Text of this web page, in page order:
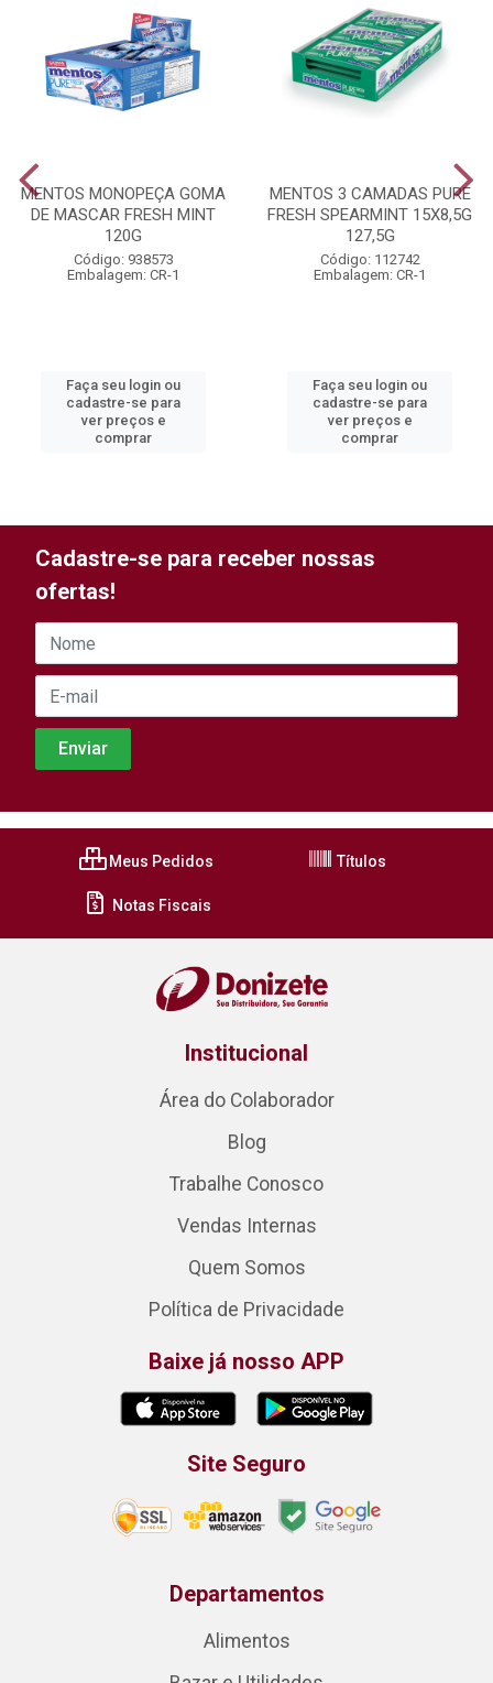
MENTOS MONOPEÇA GOMA
DE MASCAR FRESH MINT
120G
Código: 938573
Embalagem: CR-1
Faça seu login ou
cadastre-se para
ver preços e
comprar
MENTOS 3 CAMADAS PURE
FRESH SPEARMINT 15X8,5G
127,5G
Código: 112742
Embalagem: CR-1
Faça seu login ou
cadastre-se para
ver preços e
comprar
Cadastre-se para receber nossas
ofertas!
Meus Pedidos Títulos
Notas Fiscais
Institucional
Área do Colaborador
Blog
Trabalhe Conosco
Vendas Internas
Quem Somos
Política de Privacidade
Baixe já nosso APP
Site Seguro
Departamentos
Alimentos